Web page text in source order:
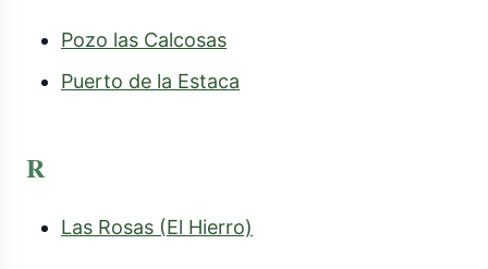
Pozo las Calcosas
Puerto de la Estaca
R
Las Rosas (El Hierro)